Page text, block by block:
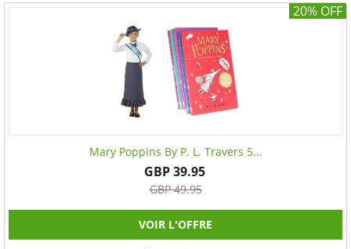
20% OFF
Mary Poppins By P. L. Travers 5...
GBP 39.95
GBP 49.95
VOIR L'OFFRE